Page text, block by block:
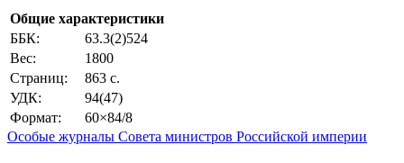
Общие характеристики
ББК:
63.3(2)524
Вес:
1800
Страниц:
863 с.
УДК:
94(47)
Формат:
60×84/8
Особые журналы Совета министров Российской империи